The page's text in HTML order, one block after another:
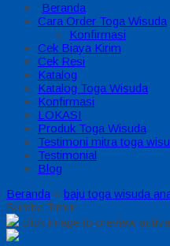
Beranda
Cara Order Toga Wisuda
Konfirmasi
Cek Biaya Kirim
Cek Resi
Katalog
Katalog Toga Wisuda
Konfirmasi
LOKASI
Produk Toga Wisuda
Testimoni mitra toga
Testimonial
Blog
Beranda » baju toga wisuda
Sumba Timur
click image to preview